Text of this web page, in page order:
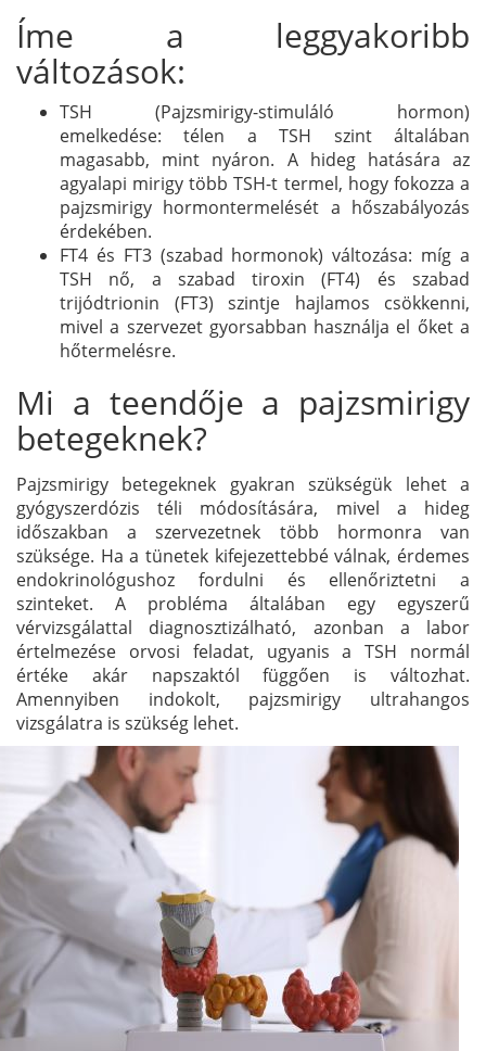
Íme a leggyakoribb
változások:
TSH (Pajzsmirigy-stimuláló hormon)
emelkedése: télen a TSH szint általában
magasabb, mint nyáron. A hideg hatására az
agyalapi mirigy több TSH-t termel, hogy fokozza a
pajzsmirigy hormontermelését a hőszabályozás
érdekében.
FT4 és FT3 (szabad hormonok) változása: míg a
TSH nő, a szabad tiroxin (FT4) és szabad
trijódtrionin (FT3) szintje hajlamos csökkenni,
mivel a szervezet gyorsabban használja el őket a
hőtermelésre.
Mi a teendője a pajzsmirigy
betegeknek?
Pajzsmirigy betegeknek gyakran szükségük lehet a
gyógyszerdózis téli módosítására, mivel a hideg
időszakban a szervezetnek több hormonra van
szüksége. Ha a tünetek kifejezettebbé válnak, érdemes
endokrinológushoz fordulni és ellenőriztetni a
szinteket. A probléma általában egy egyszerű
vérvizsgálattal diagnosztizálható, azonban a labor
értelmezése orvosi feladat, ugyanis a TSH normál
értéke akár napszaktól függően is változhat.
Amennyiben indokolt, pajzsmirigy ultrahangos
vizsgálatra is szükség lehet.